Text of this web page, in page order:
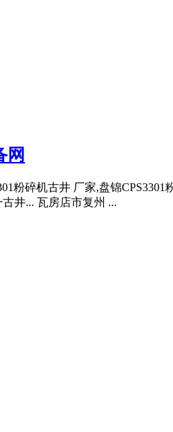
网
粉碎机古井 厂家,盘锦
井... 瓦房店市复州 ...